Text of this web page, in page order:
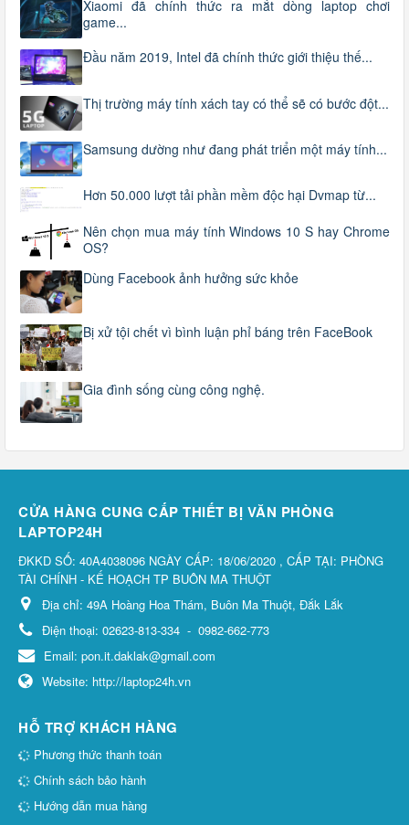
Xiaomi đã chính thức ra mắt dòng laptop chơi
game...
Đầu năm 2019, Intel đã chính thức giới thiệu thế...
Thị trường máy tính xách tay có thể sẽ có bước đột...
Samsung dường như đang phát triển một máy tính...
Hơn 50.000 lượt tải phần mềm độc hại Dvmap từ...
Nên chọn mua máy tính Windows 10 S hay Chrome
OS?
Dùng Facebook ảnh hưởng sức khỏe
Bị xử tội chết vì bình luận phỉ báng trên FaceBook
Gia đình sống cùng công nghệ.
CỬA HÀNG CUNG CẤP THIẾT BỊ VĂN PHÒNG
LAPTOP24H
ĐKKD SỐ: 40A4038096 NGÀY CẤP: 18/06/2020 , CẤP TẠI: PHÒNG
TÀI CHÍNH - KẾ HOẠCH TP BUÔN MA THUỘT
Địa chỉ: 49A Hoàng Hoa Thám, Buôn Ma Thuột, Đắk Lắk
Điện thoại: 02623-813-334 - 0982-662-773
Email: pon.it.daklak@gmail.com
Website: http://laptop24h.vn
HỖ TRỢ KHÁCH HÀNG
Phương thức thanh toán
Chính sách bảo hành
Hướng dẫn mua hàng